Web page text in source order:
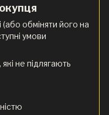
обміняти його на
умови
не підлягають